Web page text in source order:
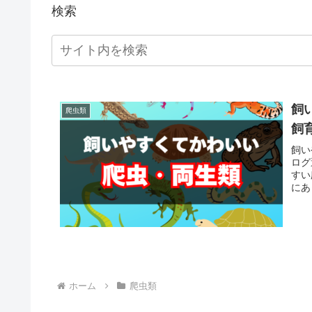
検索
爬虫類
飼
飼
飼
ロ
す
に
ホーム 爬虫類